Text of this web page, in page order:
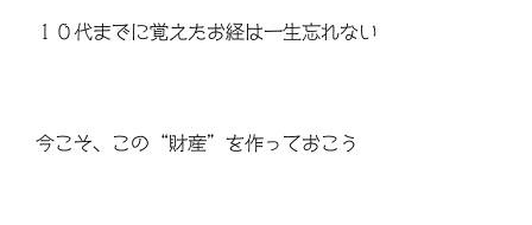
１０代までに覚えたお経は一生忘れない
今こそ、この“財産”を作っておこう